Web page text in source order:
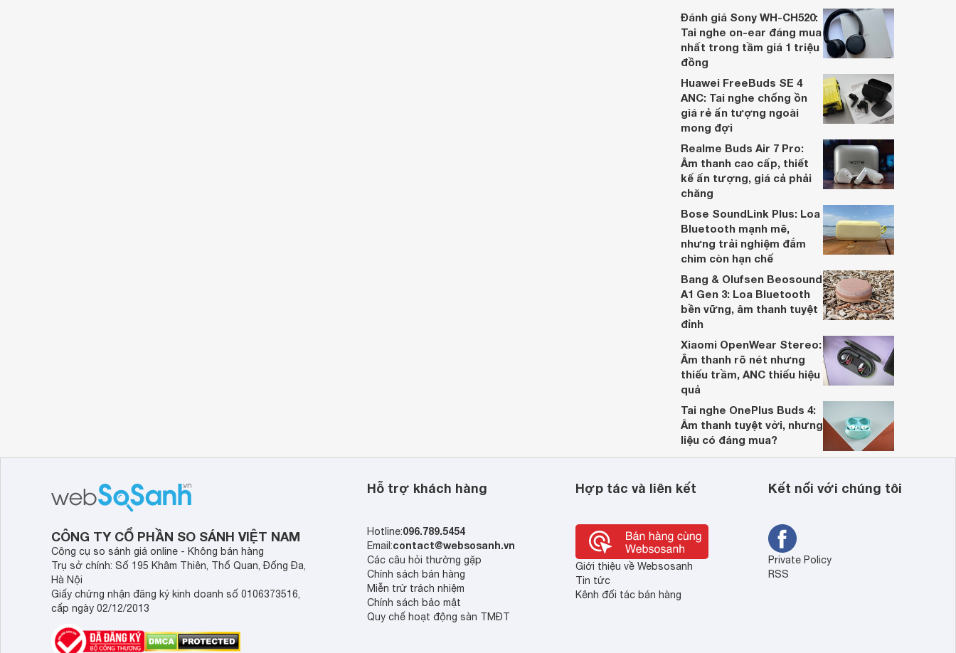
dựa trên nhu cầu và sở thích cá nhân. Cả
hai đều là sản phẩm chất lượng cao,
nhưng hướng tới đối tượng khách hàng
khác nhau.
Đánh giá Sony WH-CH520:
Tai nghe on-ear đáng mua
nhất trong tầm giá 1 triệu
đồng
Huawei FreeBuds SE 4
ANC: Tai nghe chống ồn
giá rẻ ấn tượng ngoài
mong đợi
Realme Buds Air 7 Pro:
Âm thanh cao cấp, thiết
kế ấn tượng, giá cả phải
chăng
Bose SoundLink Plus: Loa
Bluetooth mạnh mẽ,
nhưng trải nghiệm đắm
chìm còn hạn chế
Bang & Olufsen Beosound
A1 Gen 3: Loa Bluetooth
bền vững, âm thanh tuyệt
đỉnh
Xiaomi OpenWear Stereo:
Âm thanh rõ nét nhưng
thiếu trầm, ANC thiếu hiệu
quả
Tai nghe OnePlus Buds 4:
Âm thanh tuyệt vời, nhưng
liệu có đáng mua?
CÔNG TY CỔ PHẦN SO SÁNH VIỆT NAM
Công cụ so sánh giá online - Không bán hàng
Trụ sở chính: Số 195 Khâm Thiên, Thổ Quan, Đống Đa,
Hà Nội
Giấy chứng nhận đăng ký kinh doanh số 0106373516,
cấp ngày 02/12/2013
Hỗ trợ khách hàng
Hotline:096.789.5454
Email:contact@websosanh.vn
Các câu hỏi thường gặp
Chính sách bán hàng
Miễn trừ trách nhiệm
Chính sách bảo mật
Quy chế hoạt động sàn TMĐT
Hợp tác và liên kết
Giới thiệu về Websosanh
Tin tức
Kênh đối tác bán hàng
Kết nối với chúng tôi
Private Policy
RSS